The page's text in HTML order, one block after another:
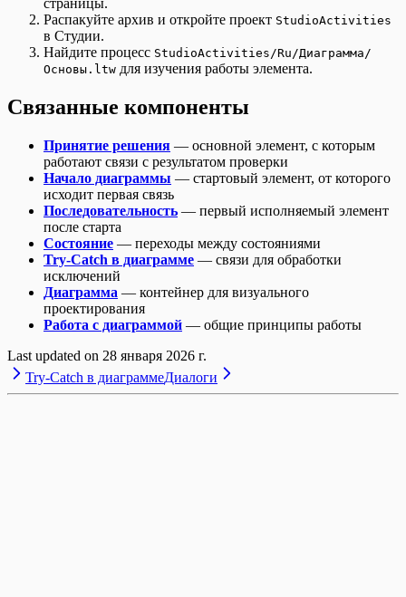
страницы.
Распакуйте архив и откройте проект StudioActivities
в Студии.
Найдите процесс StudioActivities/Ru/Диаграмма/
Основы.ltw для изучения работы элемента.
Связанные компоненты
Принятие решения — основной элемент, с которым
работают связи с результатом проверки
Начало диаграммы — стартовый элемент, от которого
исходит первая связь
Последовательность — первый исполняемый элемент
после старта
Состояние — переходы между состояниями
Try-Catch в диаграмме — связи для обработки
исключений
Диаграмма — контейнер для визуального
проектирования
Работа с диаграммой — общие принципы работы
Last updated on 28 января 2026 г.
Try-Catch в диаграммеДиалоги